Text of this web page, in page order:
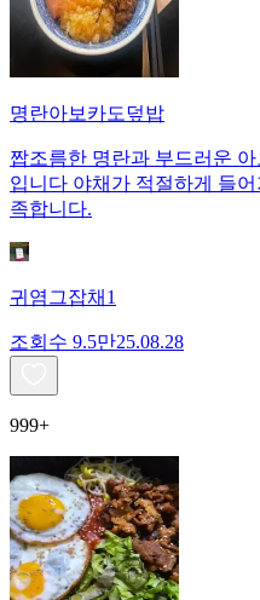
명란아보카도덮밥
짭조름한 명란과 부드러운
입니다 야채가 적절하게 들
족합니다.
귀염그잡채1
조회수 9.5만25.08.28
999+